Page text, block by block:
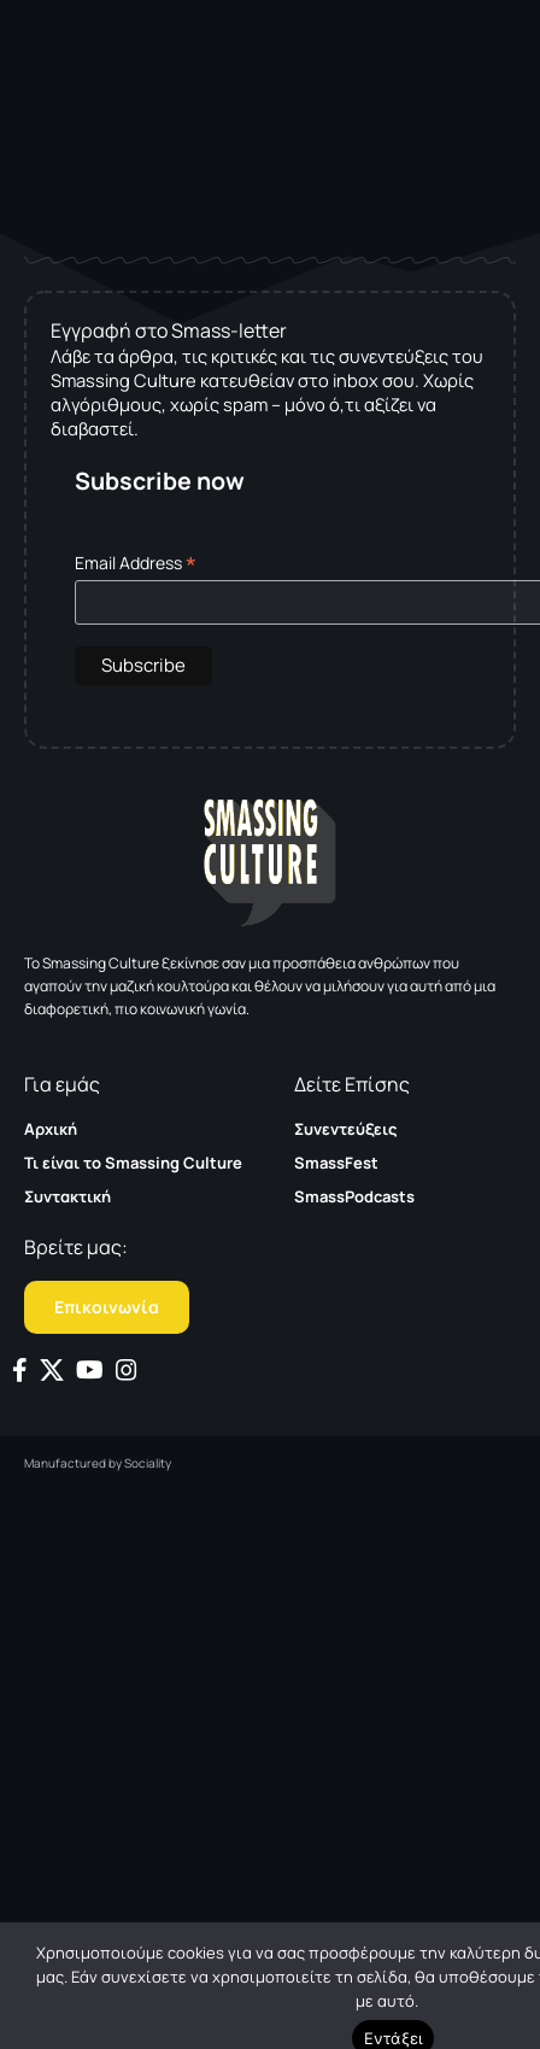
Εγγραφή στο Smass-letter
Λάβε τα άρθρα, τις κριτικές και τις συνεντεύξεις του
Smassing Culture κατευθείαν στο inbox σου. Χωρίς
αλγόριθμους, χωρίς spam – μόνο ό,τι αξίζει να
διαβαστεί.
Subscribe now
Email Address*
To Smassing Culture ξεκίνησε σαν μια προσπάθεια ανθρώπων που
αγαπούν την μαζική κουλτούρα και θέλουν να μιλήσουν για αυτή από μια
διαφορετική, πιο κοινωνική γωνία.
Για εμάς
Αρχική
Τι είναι το Smassing Culture
Συντακτική
Δείτε Επίσης
Συνεντεύξεις
SmassFest
SmassPodcasts
Βρείτε μας:
Επικοινωνία
Manufactured bySociality
Χρησιμοποιούμε cookies για να σας προσφέρουμε την καλύτερη
μας. Εάν συνεχίσετε να χρησιμοποιείτε τη σελίδα, θα
με αυτό.
Εντάξει